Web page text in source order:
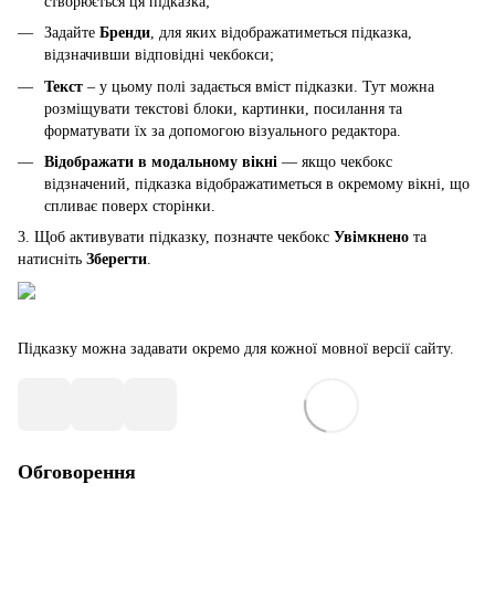
Задайте Бренди, для яких відображатиметься підказка,
відзначивши відповідні чекбокси;
Текст – у цьому полі задається вміст підказки. Тут можна
розміщувати текстові блоки, картинки, посилання та
форматувати їх за допомогою візуального редактора.
Відображати в модальному вікні — якщо чекбокс
відзначений, підказка відображатиметься в окремому вікні, що
спливає поверх сторінки.
3. Щоб активувати підказку, позначте чекбокс Увімкнено та
натисніть Зберегти.
Підказку можна задавати окремо для кожної мовної версії сайту.
Обговорення